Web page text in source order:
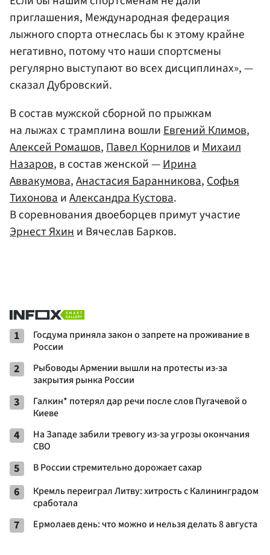
приглашения, Международная федерация
лыжного спорта отнеслась бы к этому крайне
негативно, потому что наши спортсмены
регулярно выступают во всех дисциплинах», —
сказал Дубровский.
В состав мужской сборной по прыжкам
на лыжах с трамплина вошлиЕвгений Климов,
Алексей Ромашов,Павел КорниловиМихаил
Назаров, в состав женской —Ирина
Аввакумова,Анастасия Баранникова,Софья
ТихоноваиАлександра Кустова.
В соревнования двоеборцев примут участие
Эрнест Яхини Вячеслав Барков.
1
Госдума приняла закон о запрете на проживание в
России
2
Рыбоводы Армении вышли на протесты из-за
закрытия рынка России
3
Галкин* потерял дар речи после слов Пугачевой о
Киеве
4
На Западе забили тревогу из-за угрозы окончания
СВО
5 В России стремительно дорожает сахар
6
Кремль переиграл Литву: хитрость с Калининградом
сработала
7 Ермолаев день: что можно и нельзя делать 8 августа